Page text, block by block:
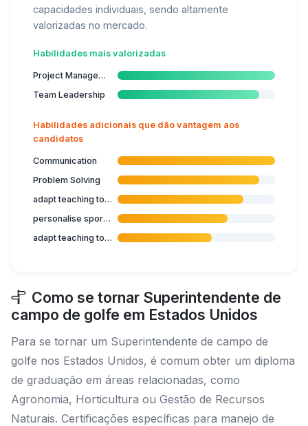
capacidades individuais, sendo altamente
valorizadas no mercado.
Habilidades mais valorizadas
Project Management
Team Leadership
Habilidades adicionais que dão vantagem aos
candidatos
Communication
Problem Solving
adapt teaching to target group
personalise sports programme
adapt teaching to student's capabilities
Como se tornar Superintendente de
campo de golfe em Estados Unidos
Para se tornar um Superintendente de campo de
golfe nos Estados Unidos, é comum obter um diploma
de graduação em áreas relacionadas, como
Agronomia, Horticultura ou Gestão de Recursos
Naturais. Certificações específicas para manejo de